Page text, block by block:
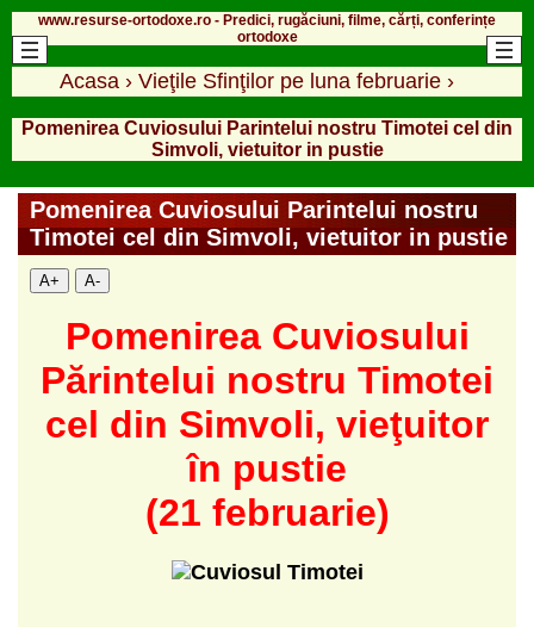
www.resurse-ortodoxe.ro - Predici, rugăciuni, filme, cărți, conferințe
ortodoxe
Acasa › Vieţile Sfinţilor pe luna februarie ›
Pomenirea Cuviosului Parintelui nostru Timotei cel din
Simvoli, vietuitor in pustie
Pomenirea Cuviosului Parintelui nostru
Timotei cel din Simvoli, vietuitor in pustie
A+ A-
Pomenirea Cuviosului
Părintelui nostru Timotei
cel din Simvoli, vieţuitor
în pustie
(21 februarie)